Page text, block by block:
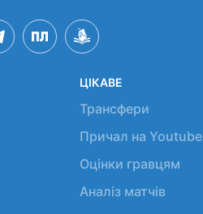
ЦІКАВЕ
Трансфери
Причал на Youtube
Оцінки гравцям
Аналіз матчів